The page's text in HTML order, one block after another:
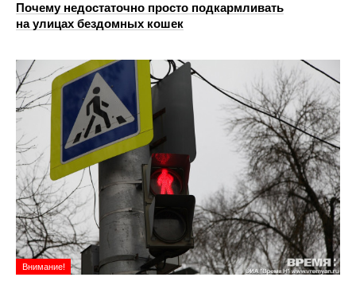
Почему недостаточно просто подкармливать
на улицах бездомных кошек
Внимание!